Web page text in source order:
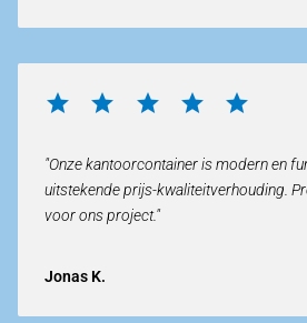
"Onze kantoorcontainer is modern en
uitstekende prijs-kwaliteitverhouding.
voor ons project."
Jonas K.